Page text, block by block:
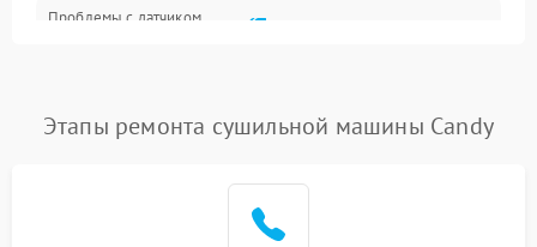
Проблемы с датчиком
1500 ₽
Этапы ремонта сушильной машины Candy